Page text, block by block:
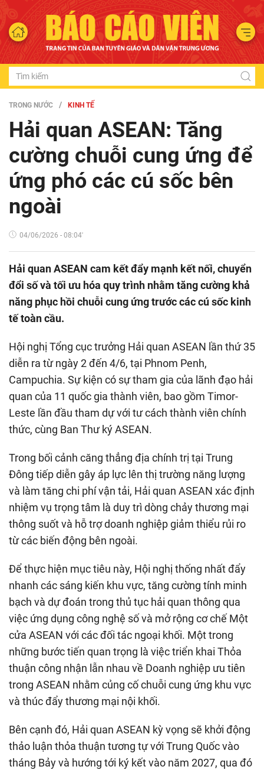
TRONG NƯỚC KINH TẾ
Hải quan ASEAN: Tăng
cường chuỗi cung ứng để
ứng phó các cú sốc bên
ngoài
04/06/2026 - 08:04'
Hải quan ASEAN cam kết đẩy mạnh kết nối, chuyển
đổi số và tối ưu hóa quy trình nhằm tăng cường khả
năng phục hồi chuỗi cung ứng trước các cú sốc kinh
tế toàn cầu.
Hội nghị Tổng cục trưởng Hải quan ASEAN lần thứ 35
diễn ra từ ngày 2 đến 4/6, tại Phnom Penh,
Campuchia. Sự kiện có sự tham gia của lãnh đạo hải
quan của 11 quốc gia thành viên, bao gồm Timor-
Leste lần đầu tham dự với tư cách thành viên chính
thức, cùng Ban Thư ký ASEAN.
Trong bối cảnh căng thẳng địa chính trị tại Trung
Đông tiếp diễn gây áp lực lên thị trường năng lượng
và làm tăng chi phí vận tải, Hải quan ASEAN xác định
nhiệm vụ trọng tâm là duy trì dòng chảy thương mại
thông suốt và hỗ trợ doanh nghiệp giảm thiểu rủi ro
từ các biến động bên ngoài.
Để thực hiện mục tiêu này, Hội nghị thống nhất đẩy
nhanh các sáng kiến khu vực, tăng cường tính minh
bạch và dự đoán trong thủ tục hải quan thông qua
việc ứng dụng công nghệ số và mở rộng cơ chế Một
cửa ASEAN với các đối tác ngoại khối. Một trong
những bước tiến quan trọng là việc triển khai Thỏa
thuận công nhận lẫn nhau về Doanh nghiệp ưu tiên
trong ASEAN nhằm củng cố chuỗi cung ứng khu vực
và thúc đẩy thương mại nội khối.
Bên cạnh đó, Hải quan ASEAN kỳ vọng sẽ khởi động
thảo luận thỏa thuận tương tự với Trung Quốc vào
tháng Bảy và hướng tới ký kết vào năm 2027, qua đó